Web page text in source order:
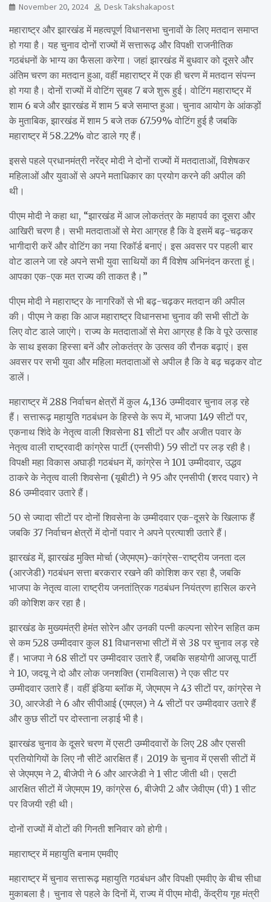
November 20, 2024 Desk Takshakapost
महाराष्ट्र और झारखंड में महत्वपूर्ण विधानसभा चुनावों के लिए मतदान समाप्त
हो गया है। यह चुनाव दोनों राज्यों में सत्तारूढ़ और विपक्षी राजनीतिक
गठबंधनों के भाग्य का फैसला करेगा। जहां झारखंड में बुधवार को दूसरे और
अंतिम चरण का मतदान हुआ, वहीं महाराष्ट्र में एक ही चरण में मतदान संपन्न
हो गया है। दोनों राज्यों में वोटिंग सुबह 7 बजे शुरू हुई। वोटिंग महाराष्ट्र में
शाम 6 बजे और झारखंड में शाम 5 बजे समाप्त हुआ। चुनाव आयोग के आंकड़ों
के मुताबिक, झारखंड में शाम 5 बजे तक 67.59% वोटिंग हुई है जबकि
महाराष्ट्र में 58.22% वोट डाले गए हैं।
इससे पहले प्रधानमंत्री नरेंद्र मोदी ने दोनों राज्यों में मतदाताओं, विशेषकर
महिलाओं और युवाओं से अपने मताधिकार का प्रयोग करने की अपील की
थी।
पीएम मोदी ने कहा था, “झारखंड में आज लोकतंत्र के महापर्व का दूसरा और
आखिरी चरण है। सभी मतदाताओं से मेरा आग्रह है कि वे इसमें बढ़-चढ़कर
भागीदारी करें और वोटिंग का नया रिकॉर्ड बनाएं। इस अवसर पर पहली बार
वोट डालने जा रहे अपने सभी युवा साथियों का मैं विशेष अभिनंदन करता हूं।
आपका एक-एक मत राज्य की ताकत है।”
पीएम मोदी ने महाराष्ट्र के नागरिकों से भी बढ़-चढ़कर मतदान की अपील
की। पीएम ने कहा कि आज महाराष्ट्र विधानसभा चुनाव की सभी सीटों के
लिए वोट डाले जाएंगे। राज्य के मतदाताओं से मेरा आग्रह है कि वे पूरे उत्साह
के साथ इसका हिस्सा बनें और लोकतंत्र के उत्सव की रौनक बढ़ाएं। इस
अवसर पर सभी युवा और महिला मतदाताओं से अपील है कि वे बढ़ चढ़कर वोट
डालें।
महाराष्ट्र में 288 निर्वाचन क्षेत्रों में कुल 4,136 उम्मीदवार चुनाव लड़ रहे
हैं। सत्तारूढ़ महायुति गठबंधन के हिस्से के रूप में, भाजपा 149 सीटों पर,
एकनाथ शिंदे के नेतृत्व वाली शिवसेना 81 सीटों पर और अजीत पवार के
नेतृत्व वाली राष्ट्रवादी कांग्रेस पार्टी (एनसीपी) 59 सीटों पर लड़ रही है।
विपक्षी महा विकास अघाड़ी गठबंधन में, कांग्रेस ने 101 उम्मीदवार, उद्धव
ठाकरे के नेतृत्व वाली शिवसेना (यूबीटी) ने 95 और एनसीपी (शरद पवार) ने
86 उम्मीदवार उतारे हैं।
50 से ज्यादा सीटों पर दोनों शिवसेना के उम्मीदवार एक-दूसरे के खिलाफ हैं
जबकि 37 निर्वाचन क्षेत्रों में दोनों पवार ने अपने प्रत्याशी उतारे हैं।
झारखंड में, झारखंड मुक्ति मोर्चा (जेएमएम)-कांग्रेस-राष्ट्रीय जनता दल
(आरजेडी) गठबंधन सत्ता बरकरार रखने की कोशिश कर रहा है, जबकि
भाजपा के नेतृत्व वाला राष्ट्रीय जनतांत्रिक गठबंधन नियंत्रण हासिल करने
की कोशिश कर रहा है।
झारखंड के मुख्यमंत्री हेमंत सोरेन और उनकी पत्नी कल्पना सोरेन सहित कम
से कम 528 उम्मीदवार कुल 81 विधानसभा सीटों में से 38 पर चुनाव लड़ रहे
हैं। भाजपा ने 68 सीटों पर उम्मीदवार उतारे हैं, जबकि सहयोगी आजसू पार्टी
ने 10, जदयू ने दो और लोक जनशक्ति (रामविलास) ने एक सीट पर
उम्मीदवार उतारे हैं। वहीं इंडिया ब्लॉक में, जेएमएम ने 43 सीटों पर, कांग्रेस ने
30, आरजेडी ने 6 और सीपीआई (एमएल) ने 4 सीटों पर उम्मीदवार उतारे हैं
और कुछ सीटों पर दोस्ताना लड़ाई भी है।
झारखंड चुनाव के दूसरे चरण में एसटी उम्मीदवारों के लिए 28 और एससी
प्रतियोगियों के लिए नौ सीटें आरक्षित हैं। 2019 के चुनाव में एससी सीटों में
से जेएमएम ने 2, बीजेपी ने 6 और आरजेडी ने 1 सीट जीती थी। एसटी
आरक्षित सीटों में जेएमएम 19, कांग्रेस 6, बीजेपी 2 और जेवीएम (पी) 1 सीट
पर विजयी रही थी।
दोनों राज्यों में वोटों की गिनती शनिवार को होगी।
महाराष्ट्र में महायुति बनाम एमवीए
महाराष्ट्र में चुनाव सत्तारूढ़ महायुति गठबंधन और विपक्षी एमवीए के बीच सीधा
मुकाबला है। चुनाव से पहले के दिनों में, राज्य में पीएम मोदी, केंद्रीय गृह मंत्री